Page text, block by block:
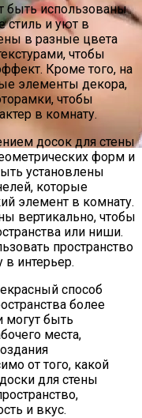
Лица:
И Отзывы О
быть использованы
стиль и уют в
в разные цвета
чтобы
Кроме того, на
элементы декора,
чтобы
в комнату.
досок для стены
форм и
установлены
которые
элемент в комнату.
вертикально, чтобы
или ниши.
пространство
в интерьер.
способ
более
быть
места,
от того, какой
для стены
и вкус.